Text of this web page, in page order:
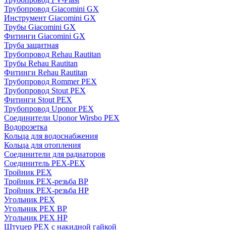
Трубопровод Giacomini GX
Инструмент Giacomini GX
Трубы Giacomini GX
Фитинги Giacomini GX
Труба защитная
Трубопровод Rehau Rautitan
Трубы Rehau Rautitan
Фитинги Rehau Rautitan
Трубопровод Rommer PEX
Трубопровод Stout PEX
Фитинги Stout PEX
Трубопровод Uponor PEX
Соединители Uponor Wirsbo PEX
Водорозетка
Кольца для водоснабжения
Кольца для отопления
Соединители для радиаторов
Соединитель PEX-PEX
Тройник PEX
Тройник PEX-резьба ВР
Тройник PEX-резьба НР
Угольник PEX
Угольник PEX ВР
Угольник PEX НР
Штуцер PEX c накидной гайкой